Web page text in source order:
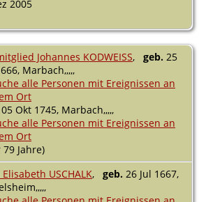
2005
Johannes KODWEISS, geb. 25
Marbach,,,,,
05 Okt 1745, Marbach,,,,,
Jahre)
USCHALK, geb. 26 Jul 1667,